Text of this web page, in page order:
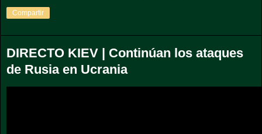
Compartir
DIRECTO KIEV | Continúan los ataques
de Rusia en Ucrania